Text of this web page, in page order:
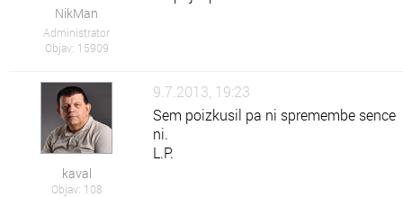
NikMan
Administrator
Objav: 15909
kaval
Objav: 108
9.7.2013, 19:23
Sem poizkusil pa ni spremembe sence
ni.
L.P.